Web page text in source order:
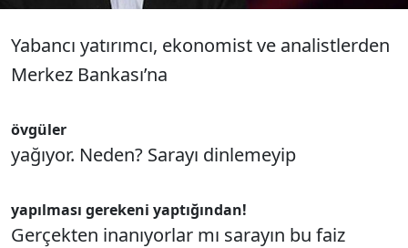
Yabancı yatırımcı, ekonomist ve analistlerden
Merkez Bankası’na
övgüler
yağıyor. Neden? Sarayı dinlemeyip
yapılması gerekeni yaptığından!
Gerçekten inanıyorlar mı sarayın bu faiz